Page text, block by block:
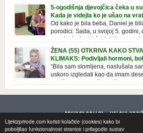
Lijekizprirode.com koristi kolačiće (cookies) kako bi
poboljšao funkcionalnost stranice i prilagodio sustav
čupamo ga i bacamo kao korov! Tušt je
“korov” koji, ka­da nam se jednom nastani u
5-ogodišnja djevojčica čeka u
Kada je videjla ko je ušao na
Od kako je bila beba, Daniel je
porodici. Sada, u svojoj 5. godini,
usvajanja, kada će dobiti novu,
je bio veoma poseban za djevojčicu i njenu
postao još čarobniji, zahvaljujući socijalnom
Daniel. Njenoj novoj porodici je […]
ŽENA (55) OTKRIVA KAKO
KLIMAKS: Podivljali hormoni,
“Bila sam slomljena, naslušala
uskoro izgledati kao da imam
to težak period u životu žene,
gotovo da nema lijeka”, priča Violeta. “Kada
PRIVACY POLICY USLOVI
© 2013 LijekizPrirode. All rights